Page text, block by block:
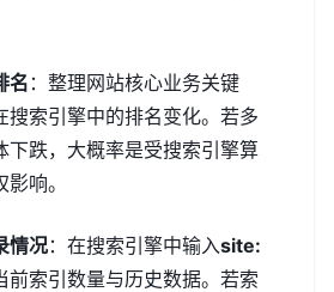
名 ：整理网站核心业务关键
搜索引擎中的排名变化。若多
下跌，大概率是受搜索引擎算
响。
情况：在搜索引擎中输入site:
前索引数量与历史数据。若索